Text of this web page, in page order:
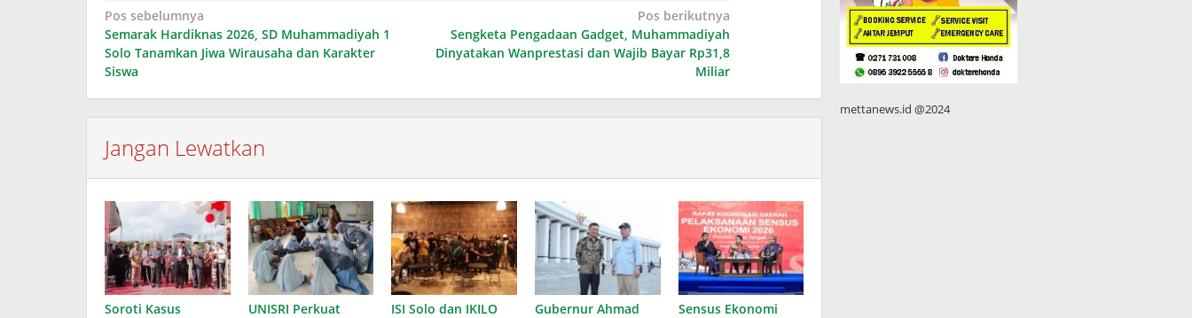
Navigasi
pos
Pos sebelumnya
Semarak Hardiknas 2026, SD Muhammadiyah 1
Solo Tanamkan Jiwa Wirausaha dan Karakter
Siswa
Pos berikutnya
Sengketa Pengadaan Gadget, Muhammadiyah
Dinyatakan Wanprestasi dan Wajib Bayar Rp31,8
Miliar
Jangan Lewatkan
Soroti Kasus
UNISRI Perkuat
ISI Solo dan IKILO
Gubernur Ahmad
Sensus Ekonomi
mettanews.id @2024